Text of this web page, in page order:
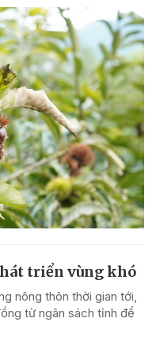
triển vùng khó
nông thôn thời gian tới,
từ ngân sách tỉnh để